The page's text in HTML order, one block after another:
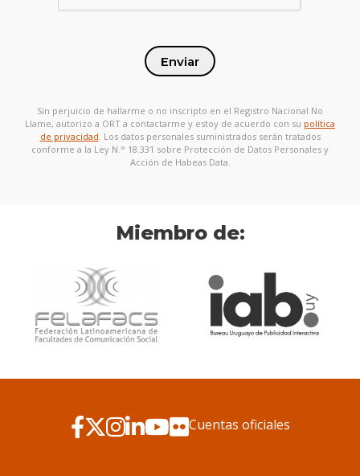
Enviar
Sin perjuicio de hallarme o no inscripto en el Registro Nacional No
Llame, autorizo a ORT a contactarme y estoy de acuerdo con su política
de privacidad. Los datos personales suministrados serán tratados
conforme a la Ley N.° 18.331 sobre Protección de Datos Personales y
Acción de Habeas Data.
Miembro de:
Cuentas oficiales